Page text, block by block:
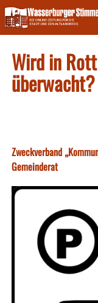
Skip
to
content
Wird in
überwacht?
Zweckverband
Gemeinderat